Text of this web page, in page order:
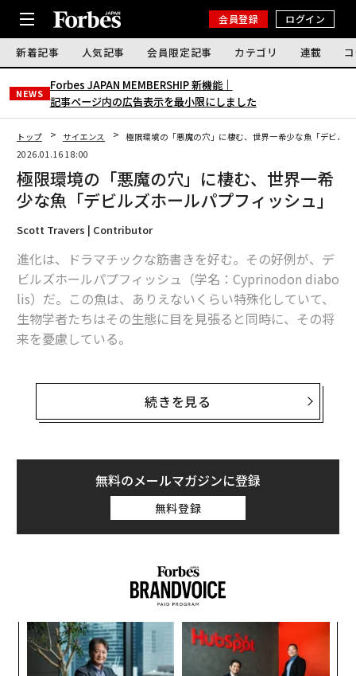
会員登録 ログイン
新着記事 人気記事 会員限定記事 カテゴリ 連載
NEWS
Forbes JAPAN MEMBERSHIP 新機能｜
記事ページ内の広告表示を最小限にしました
トップ サイエンス
極限環境の「悪魔の穴」に棲む、世界一希少な魚「デビル
2026.01.16 18:00
極限環境の「悪魔の穴」に棲む、世界一希
少な魚「デビルズホールパプフィッシュ」
Scott Travers | Contributor
進化は、ドラマチックな筋書きを好む。その好例が、デ
ビルズホールパプフィッシュ（学名：Cyprinodon diabo
lis）だ。この魚は、ありえないくらい特殊化していて、
生物学者たちはその生態に目を見張ると同時に、その将
来を憂慮している。
な魚でありながら、信じられないような場所で生き抜く
術を見いだした。そこは一見したところ、どんな脊椎動
彼らは、米ネバダ州、モハベ砂漠のど真ん中にある、石
灰岩の狭い亀裂の中に暮らしている。「デビルズホー
ル」と呼ばれるこの亀裂は、水をたたえてはいるもの
の、日差しと地熱のため水温は風呂並みで、溶存酸素は
続きを見る
無料のメールマガジンに登録
無料登録